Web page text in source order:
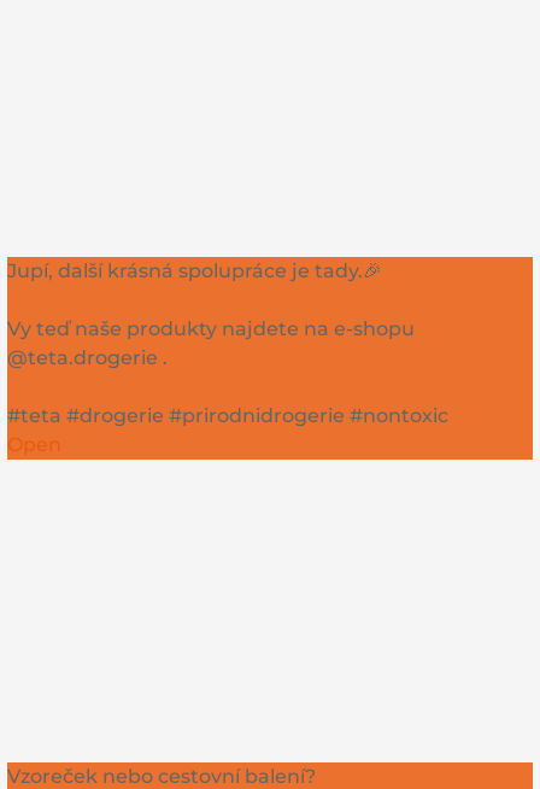
Jupí, další krásná spolupráce je tady.🎉
Vy teď naše produkty najdete na e-shopu
@teta.drogerie .
#teta #drogerie #prirodnidrogerie #nontoxic
Open
Vzoreček nebo cestovní balení?